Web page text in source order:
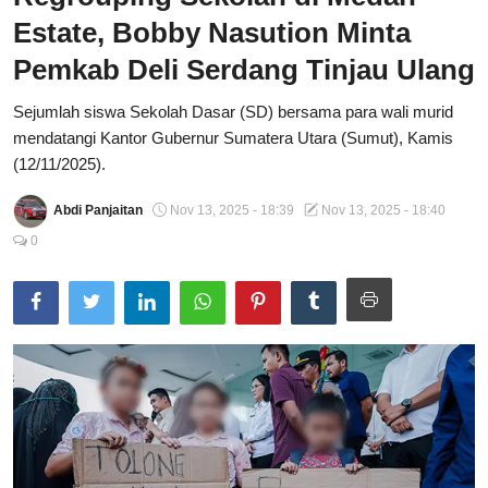
Total Sports
Contact
Pedoman Media Siber
Estate, Bobby Nasution Minta
Pemkab Deli Serdang Tinjau Ulang
Sejumlah siswa Sekolah Dasar (SD) bersama para wali murid
mendatangi Kantor Gubernur Sumatera Utara (Sumut), Kamis
(12/11/2025).
Abdi Panjaitan Nov 13, 2025 - 18:39
Nov 13, 2025 - 18:40
0